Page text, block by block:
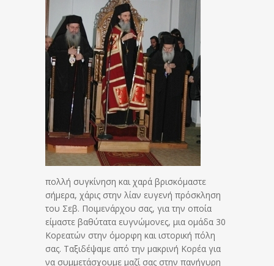
πολλή συγκίνηση και χαρά βρισκόμαστε
σήμερα, χάρις στην λίαν ευγενή πρόσκληση
του Σεβ. Ποιμενάρχου σας, για την οποία
είμαστε βαθύτατα ευγνώμονες, μια ομάδα 30
Κορεατών στην όμορφη και ιστορική πόλη
σας. Ταξιδέψαμε από την μακρινή Κορέα για
να συμμετάσχουμε μαζί σας στην πανήγυρη